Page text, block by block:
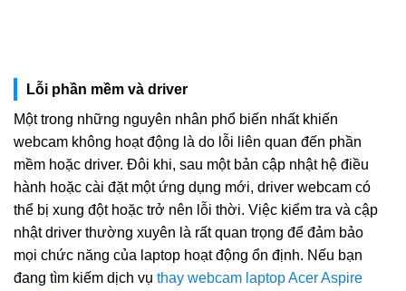
Lỗi phần mềm và driver
Một trong những nguyên nhân phổ biến nhất khiến
webcam không hoạt động là do lỗi liên quan đến phần
mềm hoặc driver. Đôi khi, sau một bản cập nhật hệ điều
hành hoặc cài đặt một ứng dụng mới, driver webcam có
thể bị xung đột hoặc trở nên lỗi thời. Việc kiểm tra và cập
nhật driver thường xuyên là rất quan trọng để đảm bảo
mọi chức năng của laptop hoạt động ổn định. Nếu bạn
đang tìm kiếm dịch vụ thay webcam laptop Acer Aspire